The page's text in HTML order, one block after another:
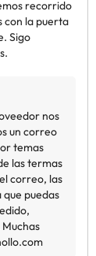
recorrido
con la puerta
Sigo